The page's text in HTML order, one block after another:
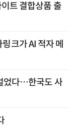
트 결합상품 출
크가 AI 적자 메
었다…한국도 사